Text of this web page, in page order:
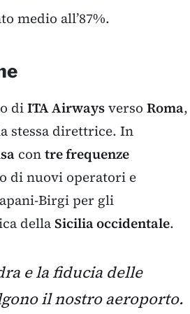
medio all’87%.
diITA Airwaysverso Roma,
stessa direttrice. In
contre frequenze
di nuovi operatori e
Birgi per gli
dellaSicilia occidentale.
e la fiducia delle
il nostro aeroporto.